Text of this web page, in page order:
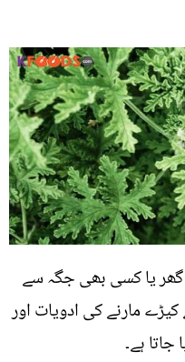
گھر یا کسی بھی جگہ سے
مارنے کی ادویات اور
ہے۔